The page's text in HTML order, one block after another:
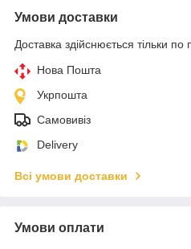
Умови доставки
Доставка здійснюється тільки по
Нова Пошта
Укрпошта
Самовивіз
Delivery
Всі умови доставки
Умови оплати